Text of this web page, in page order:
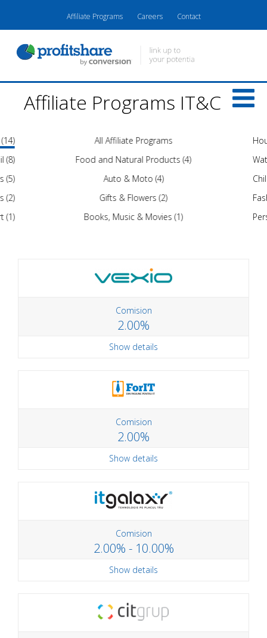
Affiliate Programs Careers Contact
Affiliate Programs IT&C
(8)
(5)
(2)
(1)
All Affiliate Programs
Food and Natural Products (4)
Auto & Moto (4)
Gifts & Flowers (2)
Books, Music & Movies (1)
Comision
2.00%
Show details
Comision
2.00%
Show details
Comision
2.00% - 10.00%
Show details